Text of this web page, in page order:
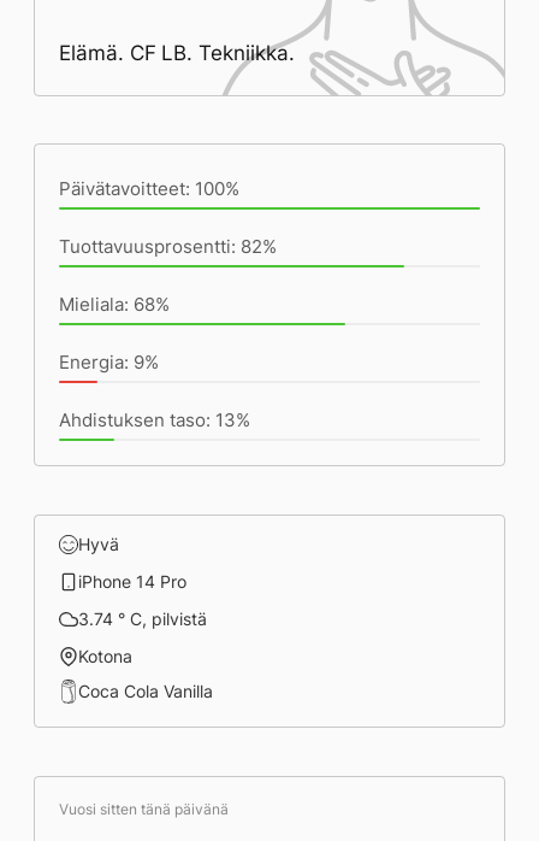
Elämä. CF LB. Tekniikka.
Päivätavoitteet: 100%
Tuottavuusprosentti: 82%
Mieliala: 68%
Energia: 9%
Ahdistuksen taso: 13%
Hyvä
iPhone 14 Pro
3.74 ° C, pilvistä
Kotona
Coca Cola Vanilla
Vuosi sitten tänä päivänä